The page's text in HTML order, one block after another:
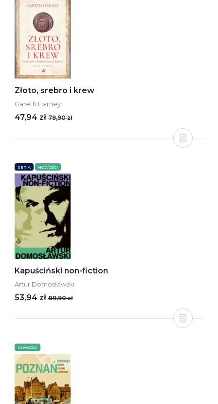
Złoto, srebro i krew
Gareth Harney
47,94 zł 79,90 zł
SERIA NOWOŚCI
Kapuściński non-fiction
Artur Domosławski
53,94 zł 89,90 zł
NOWOŚCI